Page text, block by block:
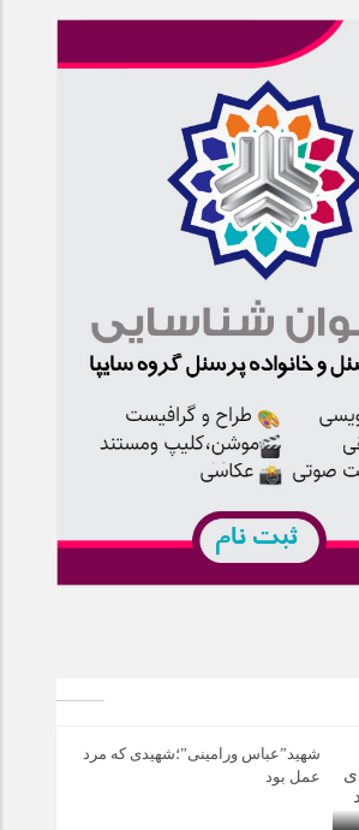
شهید”عباس ورامینی”؛شهیدی که مرد
عمل بود